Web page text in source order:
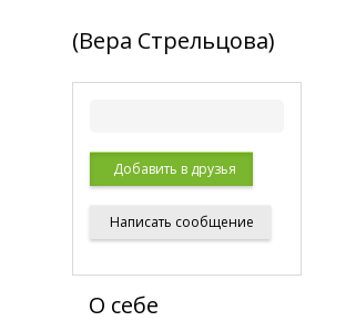
(Вера Стрельцова)
Добавить в друзья
Написать сообщение
О себе